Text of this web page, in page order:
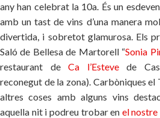
any han celebrat la 10a. És un
amb un tast de vins d’una manera
divertida, i sobretot glamurosa. Els
Saló de Bellesa de Martorell “Sonia
restaurant deCa l’Estevede
reconegut de la zona). Carbòniques
altres coses amb alguns vins
aquella nit i podreu trobar en el